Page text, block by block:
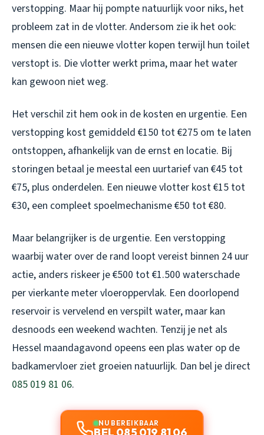
verstopping. Maar hij pompte natuurlijk voor niks, het
probleem zat in de vlotter. Andersom zie ik het ook:
mensen die een nieuwe vlotter kopen terwijl hun toilet
verstopt is. Die vlotter werkt prima, maar het water
kan gewoon niet weg.
Het verschil zit hem ook in de kosten en urgentie. Een
verstopping kost gemiddeld €150 tot €275 om te laten
ontstoppen, afhankelijk van de ernst en locatie. Bij
storingen betaal je meestal een uurtarief van €45 tot
€75, plus onderdelen. Een nieuwe vlotter kost €15 tot
€30, een compleet spoelmechanisme €50 tot €80.
Maar belangrijker is de urgentie. Een verstopping
waarbij water over de rand loopt vereist binnen 24 uur
actie, anders riskeer je €500 tot €1.500 waterschade
per vierkante meter vloeroppervlak. Een doorlopend
reservoir is vervelend en verspilt water, maar kan
desnoods een weekend wachten. Tenzij je net als
Hessel maandagavond opeens een plas water op de
badkamervloer ziet groeien natuurlijk. Dan bel je direct
085 019 81 06.
NU BEREIKBAAR
BEL 085 019 81 06